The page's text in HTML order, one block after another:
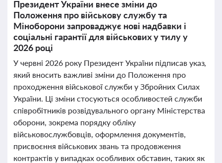
Президент України внесе зміни до
Положення про військову службу та
Міноборони запроваджує нові надбавки і
соціальні гарантії для військових у тилу у
2026 році
У червні 2026 року Президент України підписав указ,
який вносить важливі зміни до Положення про
проходження військової служби у Збройних Силах
України. Ці зміни стосуються особливостей служби
співробітників розвідувального органу Міністерства
оборони, зокрема порядку обліку
військовослужбовців, оформлення документів,
присвоєння військових звань та продовження
контрактів у випадках особливих обставин, таких як